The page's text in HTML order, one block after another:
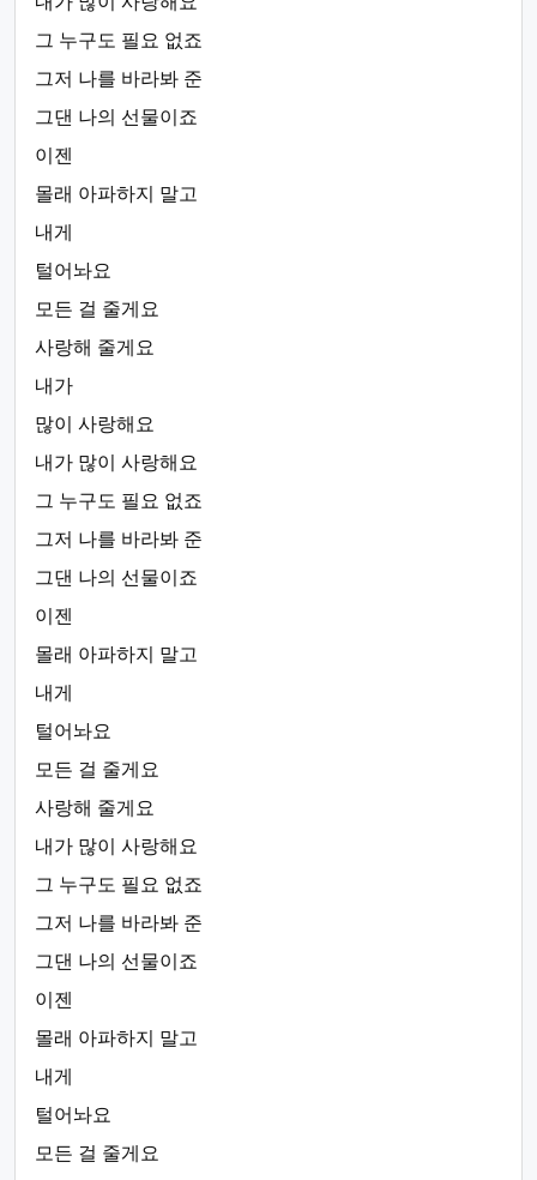
그 누구도 필요 없죠
그저 나를 바라봐 준
그댄 나의 선물이죠
이젠
몰래 아파하지 말고
내게
털어놔요
모든 걸 줄게요
사랑해 줄게요
내가
많이 사랑해요
내가 많이 사랑해요
그 누구도 필요 없죠
그저 나를 바라봐 준
그댄 나의 선물이죠
이젠
몰래 아파하지 말고
내게
털어놔요
모든 걸 줄게요
사랑해 줄게요
내가 많이 사랑해요
그 누구도 필요 없죠
그저 나를 바라봐 준
그댄 나의 선물이죠
이젠
몰래 아파하지 말고
내게
털어놔요
모든 걸 줄게요